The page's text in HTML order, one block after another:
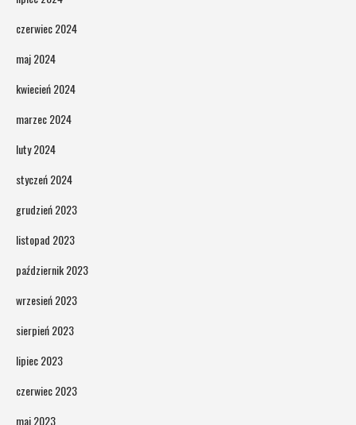
czerwiec 2024
maj 2024
kwiecień 2024
marzec 2024
luty 2024
styczeń 2024
grudzień 2023
listopad 2023
październik 2023
wrzesień 2023
sierpień 2023
lipiec 2023
czerwiec 2023
maj 2023